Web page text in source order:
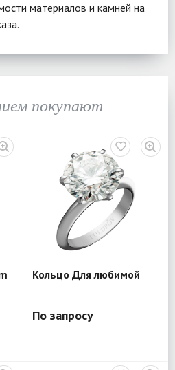
материалов и камней на
покупают
Кольцо Для любимой
По запросу